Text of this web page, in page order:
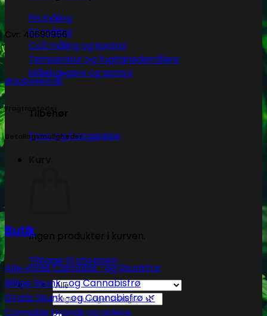
PH måling
EC måling
Co2 måling og kontrol
Temperatur og fugtighedsmålere
Målebægere og sprays
Tilbehør
Tape og fastgørelse
Ingen produkter i kurven.
Tilbage til shoppen
Søg
efter:
Cvr: 40690956
@subseed.dk
Fragtmetoder
Betalingsmuligheder
Butik
Alle vores Cannabis -og Skunkfrø
Billige Skunk -og Cannabisfrø
Gratis Skunk -og Cannabisfrø 🌿
Cannabis brands og avlere